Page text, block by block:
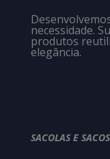
necessidade.
produtos
elegância.
SACOLAS E